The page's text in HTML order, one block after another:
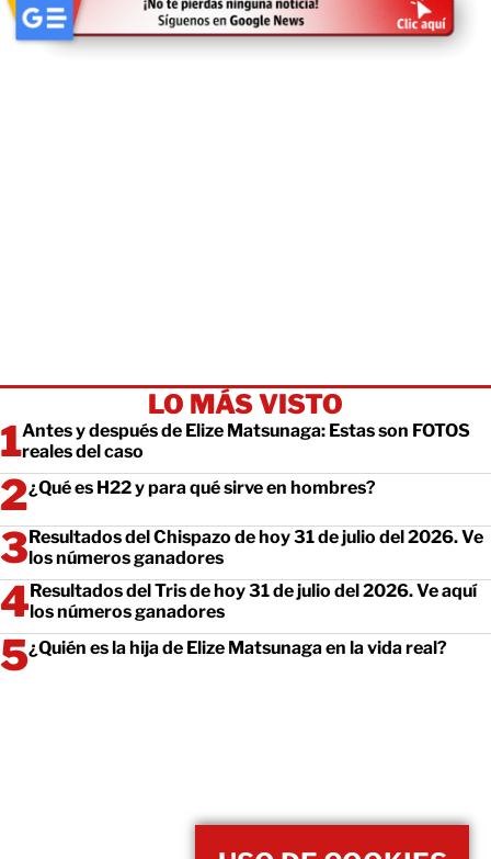
LO MÁS VISTO
Antes y después de Elize Matsunaga: Estas son FOTOS
reales del caso
¿Qué es H22 y para qué sirve en hombres?
Resultados del Chispazo de hoy 31 de julio del 2026. Ve
los números ganadores
Resultados del Tris de hoy 31 de julio del 2026. Ve aquí
los números ganadores
¿Quién es la hija de Elize Matsunaga en la vida real?